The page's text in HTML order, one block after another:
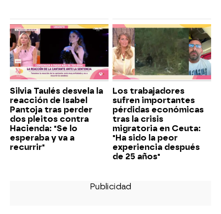
Silvia Taulés desvela la
reacción de Isabel
Pantoja tras perder
dos pleitos contra
Hacienda: "Se lo
esperaba y va a
recurrir"
Los trabajadores
sufren importantes
pérdidas económicas
tras la crisis
migratoria en Ceuta:
"Ha sido la peor
experiencia después
de 25 años"